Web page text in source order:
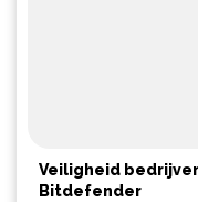
Veiligheid
Bitdefender